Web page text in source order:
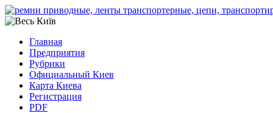
Главная
Предприятия
Рубрики
Официальный Киев
Карта Киева
Регистрация
PDF